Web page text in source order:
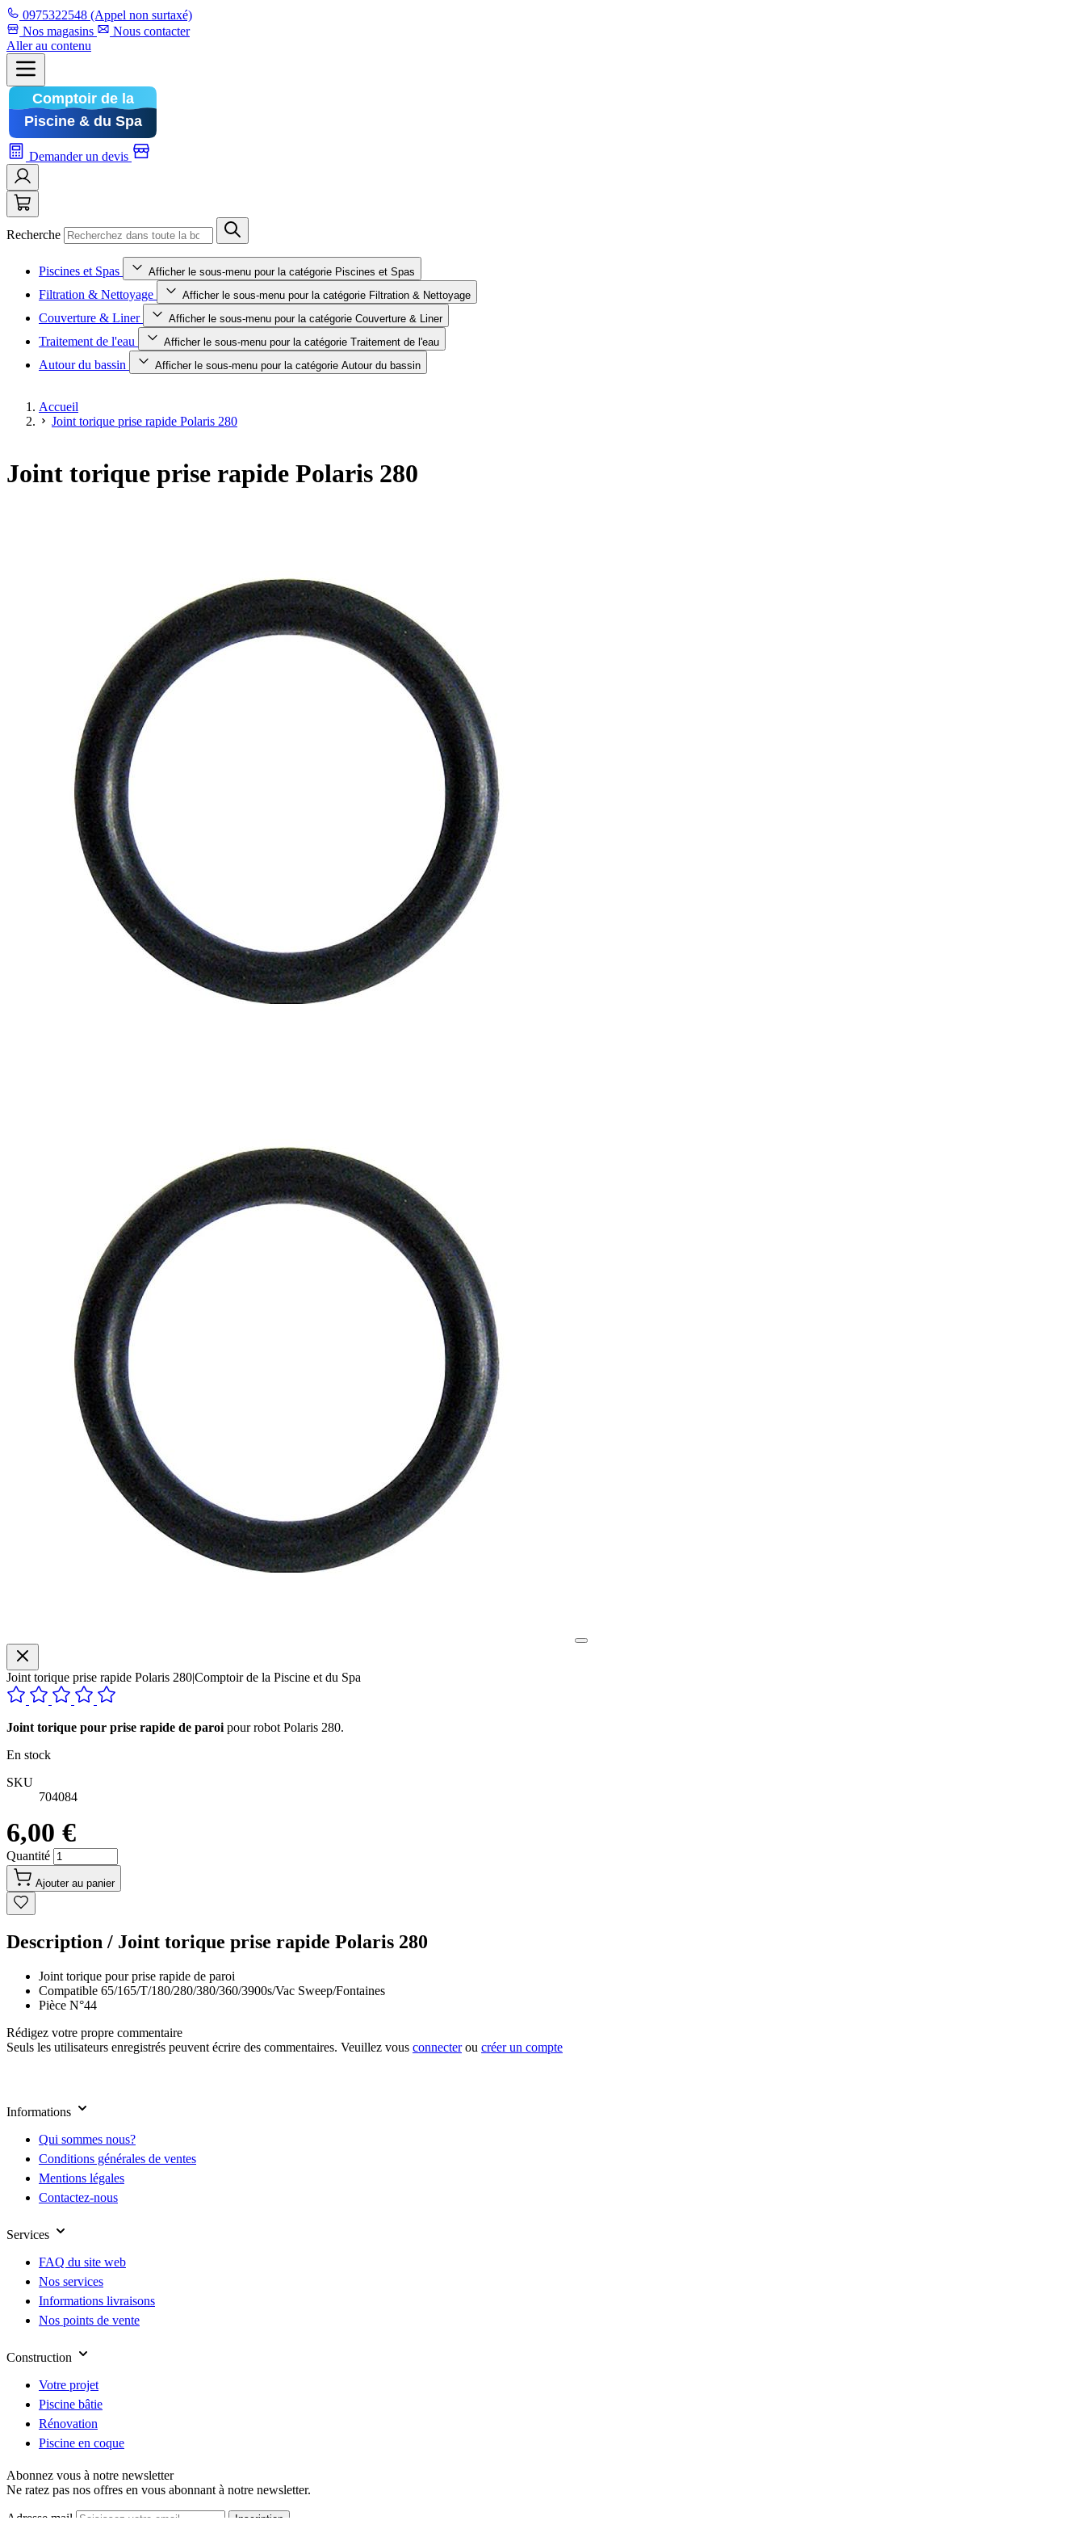
0975322548 (Appel non surtaxé)
Nos magasins
Nous contacter
Aller au contenu
Demander un devis
Recherche
Piscines et Spas Afficher le sous-menu pour la catégorie Piscines et Spas
Filtration & Nettoyage Afficher le sous-menu pour la catégorie Filtration & Nettoyage
Couverture & Liner Afficher le sous-menu pour la catégorie Couverture & Liner
Traitement de l'eau Afficher le sous-menu pour la catégorie Traitement de l'eau
Autour du bassin Afficher le sous-menu pour la catégorie Autour du bassin
Accueil
Joint torique prise rapide Polaris 280
Joint torique prise rapide Polaris 280
Joint torique prise rapide Polaris 280|Comptoir de la Piscine et du Spa
Joint torique pour prise rapide de paroi pour robot Polaris 280.
En stock
SKU
704084
6,00 €
Quantité
Ajouter au panier
Description / Joint torique prise rapide Polaris 280
Joint torique pour prise rapide de paroi
Compatible 65/165/T/180/280/380/360/3900s/Vac Sweep/Fontaines
Pièce N°44
Rédigez votre propre commentaire
Seuls les utilisateurs enregistrés peuvent écrire des commentaires. Veuillez vous connecterou créer un compte
Informations
Qui sommes nous?
Conditions générales de ventes
Mentions légales
Contactez-nous
Services
FAQ du site web
Nos services
Informations livraisons
Nos points de vente
Construction
Votre projet
Piscine bâtie
Rénovation
Piscine en coque
Abonnez vous à notre newsletter
Ne ratez pas nos offres en vous abonnant à notre newsletter.
Adresse mail
Inscription